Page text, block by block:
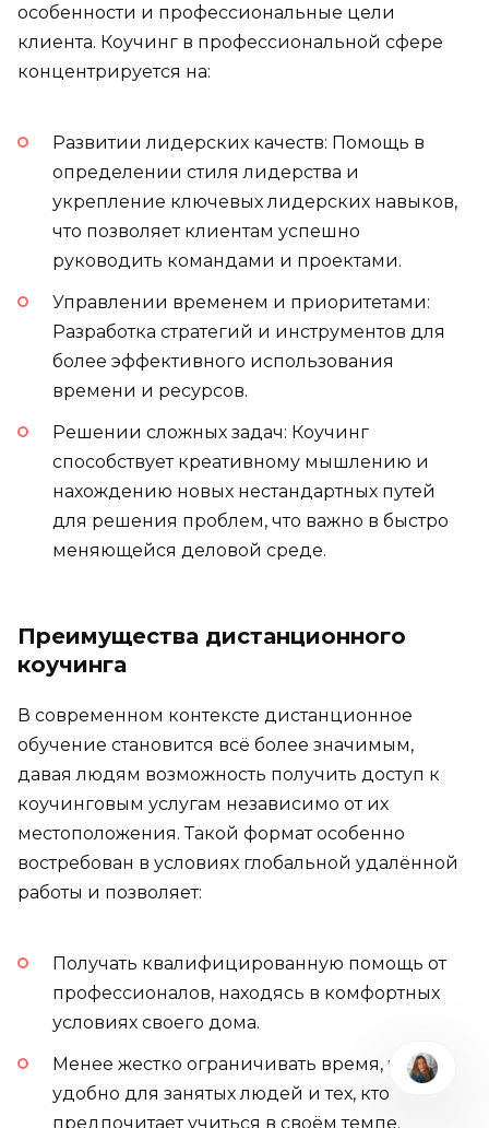
особенности и профессиональные цели
клиента. Коучинг в профессиональной сфере
концентрируется на:
Развитии лидерских качеств: Помощь в
определении стиля лидерства и
укрепление ключевых лидерских навыков,
что позволяет клиентам успешно
руководить командами и проектами.
Управлении временем и приоритетами:
Разработка стратегий и инструментов для
более эффективного использования
времени и ресурсов.
Решении сложных задач: Коучинг
способствует креативному мышлению и
нахождению новых нестандартных путей
для решения проблем, что важно в быстро
меняющейся деловой среде.
Преимущества дистанционного
коучинга
В современном контексте дистанционное
обучение становится всё более значимым,
давая людям возможность получить доступ к
коучинговым услугам независимо от их
местоположения. Такой формат особенно
востребован в условиях глобальной удалённой
работы и позволяет:
Получать квалифицированную помощь от
профессионалов, находясь в комфортных
условиях своего дома.
Менее жестко ограничивать время, что
удобно для занятых людей и тех, кто
предпочитает учиться в своём темпе.